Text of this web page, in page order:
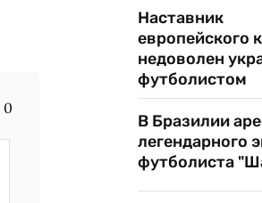
0
Наставник
европейского
недоволен
футболистом
В Бразилии
легендарного
футболиста